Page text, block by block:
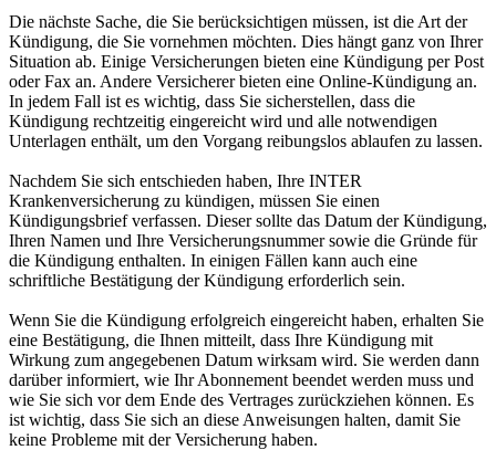
Die nächste Sache, die Sie berücksichtigen müssen, ist die Art der
Kündigung, die Sie vornehmen möchten. Dies hängt ganz von Ihrer
Situation ab. Einige Versicherungen bieten eine Kündigung per Post
oder Fax an. Andere Versicherer bieten eine Online-Kündigung an.
In jedem Fall ist es wichtig, dass Sie sicherstellen, dass die
Kündigung rechtzeitig eingereicht wird und alle notwendigen
Unterlagen enthält, um den Vorgang reibungslos ablaufen zu lassen.
Nachdem Sie sich entschieden haben, Ihre INTER
Krankenversicherung zu kündigen, müssen Sie einen
Kündigungsbrief verfassen. Dieser sollte das Datum der Kündigung,
Ihren Namen und Ihre Versicherungsnummer sowie die Gründe für
die Kündigung enthalten. In einigen Fällen kann auch eine
schriftliche Bestätigung der Kündigung erforderlich sein.
Wenn Sie die Kündigung erfolgreich eingereicht haben, erhalten Sie
eine Bestätigung, die Ihnen mitteilt, dass Ihre Kündigung mit
Wirkung zum angegebenen Datum wirksam wird. Sie werden dann
darüber informiert, wie Ihr Abonnement beendet werden muss und
wie Sie sich vor dem Ende des Vertrages zurückziehen können. Es
ist wichtig, dass Sie sich an diese Anweisungen halten, damit Sie
keine Probleme mit der Versicherung haben.